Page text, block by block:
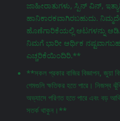
ಜಾಹೀರಾತುಗಳು, ಸ್ಪಿನ್ ವಿನ್,
ಹಾನಿಕಾರಕವಾಗಿರಬಹುದು.
ಹೊಣೆಗಾರಿಕೆಯಲ್ಲಿ ಆಟಗಳನ್ನು ಆಡಿ.
ನಿಮಗೆ ಭಾರೀ ಆರ್ಥಿಕ
ಎಚ್ಚರಿಕೆಯಿಂದಿರಿ.**
**সকল প্রকার বাজির বিজ্ঞাপন, জুয়া
গেমগুলি ক্ষতিকর হতে পারে। নিজস্ব
অভ্যাসে পরিণত হতে পারে এবং বড়
সতর্ক থাকুন।**